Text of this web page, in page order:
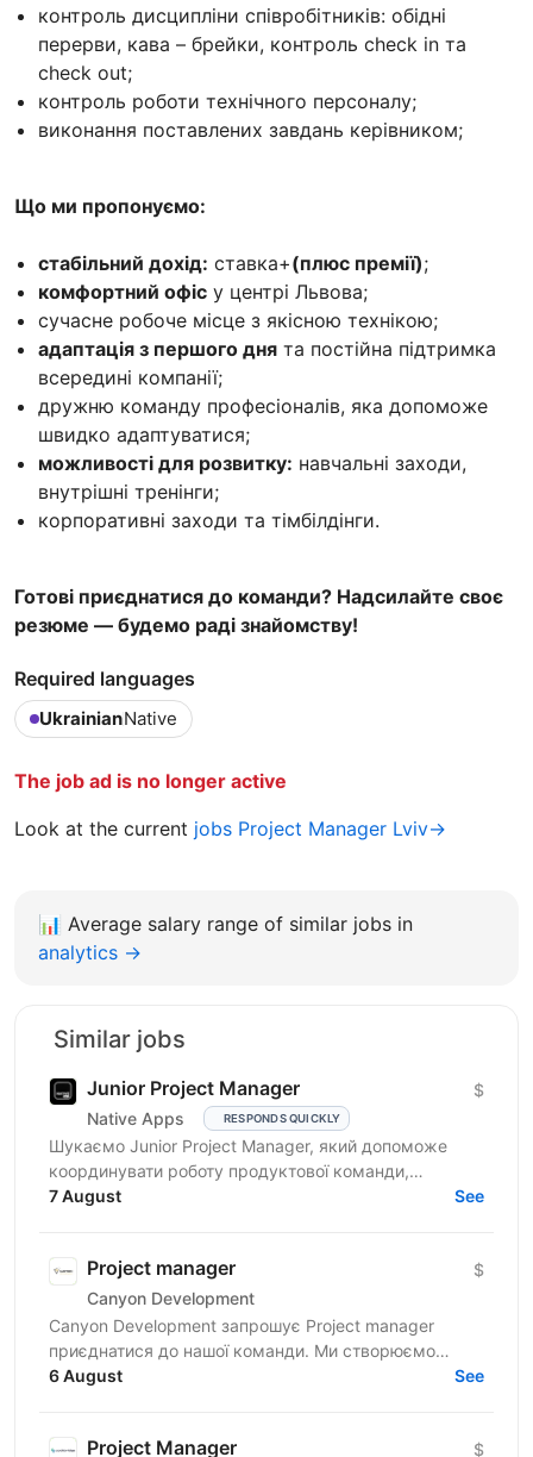
контроль дисципліни співробітників: обідні
перерви, кава – брейки, контроль check in та
check out;
контроль роботи технічного персоналу;
виконання поставлених завдань керівником;
Що ми пропонуємо:
стабільний дохід: ставка+(плюс премії);
комфортний офіс у центрі Львова;
сучасне робоче місце з якісною технікою;
адаптація з першого дня та постійна підтримка
всередині компанії;
дружню команду професіоналів, яка допоможе
швидко адаптуватися;
можливості для розвитку: навчальні заходи,
внутрішні тренінги;
корпоративні заходи та тімбілдінги.
Готові приєднатися до команди? Надсилайте своє
резюме — будемо раді знайомству!
Required languages
UkrainianNative
The job ad is no longer active
Look at the current jobs Project Manager Lviv→
📊 Average salary range of similar jobs in
analytics →
Similar jobs
Junior Project Manager
Native Apps RESPONDS QUICKLY
$
Шукаємо Junior Project Manager, який допоможе
координувати роботу продуктової команди,
операційного відділу та команди контенту, щоб
7 August See
Project manager
Canyon Development
$
Canyon Development запрошує Project manager
приєднатися до нашої команди. Ми створюємо
інноваційні пристрої для замовників у Канаді, США,
6 August See
Project Manager $